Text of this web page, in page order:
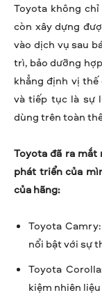
Toyota không
còn xây dựng
vào dịch vụ sau
trì, bảo dưỡng
khẳng định vị
và tiếp tục là sự
dùng trên toàn
Toyota đã ra
phát triển của
của hãng:
Toyota
nổi bật với sự
Toyota
kiệm nhiên